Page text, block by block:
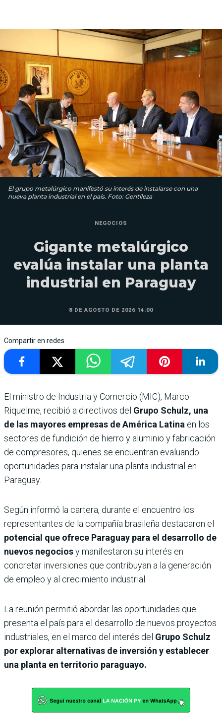
El grupo metalúrgico manifestó su interés de instalarse con una
nueva planta industrial en el país. Foto: Gentileza
NEGOCIOS
Gigante metalúrgico
evalúa instalar una planta
industrial en Paraguay
8 DE AGOSTO DE 2026 14:00
Compartir en redes
El ministro de Industria y Comercio (MIC), Marco
Riquelme, recibió a directivos del Grupo Schulz, una
de las mayores empresas de América Latina en los
sectores de fundición de hierro y aluminio y fabricación
de compresores, quienes se encuentran evaluando
oportunidades para instalar una planta industrial en
Paraguay.
Según informó la cartera, durante el encuentro los
representantes de la compañía brasileña destacaron el
potencial que ofrece Paraguay para el desarrollo de
nuevos negociosy manifestaron su interés en
concretar inversiones que contribuyan a la generación
de empleo y al crecimiento industrial.
La reunión permitió abordar las oportunidades que
presenta el país para el desarrollo de nuevos proyectos
industriales, en el marco del interés del Grupo Schulz
por explorar alternativas de inversión y establecer
una planta en territorio paraguayo.